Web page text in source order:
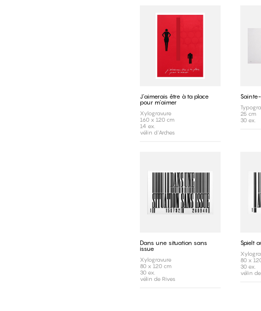
J'aimerais être à ta place
pour m'aimer
Xylogravure
160 x 120 cm
14 ex.
vélin d'Arches
25 cm
30 ex.
Dans une situation sans
issue
Xylogravure
80 x 120 cm
30 ex.
vélin de Rives
Spielt
80 x
30 ex.
vélin